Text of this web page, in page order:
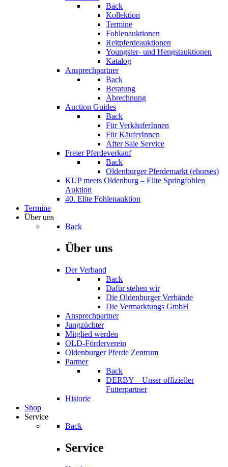
Back
Kollektion
Termine
Fohlenauktionen
Reitpferdeauktionen
Youngster- und Hengstauktionen
Katalog
Ansprechpartner
Back
Beratung
Abrechnung
Auction Guides
Back
Für VerkäuferInnen
Für KäuferInnen
After Sale Service
Freier Pferdeverkauf
Back
Oldenburger Pferdemarkt (ehorses)
KUP meets Oldenburg – Elite Springfohlen
Auktion
40. Elite Fohlenauktion
Termine
Über uns
Back
Über uns
Der Verband
Back
Dafür stehen wir
Die Oldenburger Verbände
Die Vermarktungs GmbH
Ansprechpartner
Jungzüchter
Mitglied werden
OLD-Förderverein
Oldenburger Pferde Zentrum
Partner
Back
DERBY – Unser offizieller
Futterpartner
Historie
Shop
Service
Back
Service